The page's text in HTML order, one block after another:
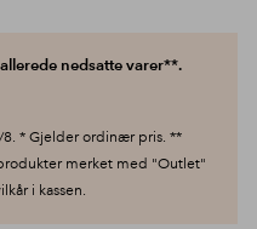
nedsatte varer**.
* Gjelder ordinær pris. **
merket med "Outlet"
i kassen.